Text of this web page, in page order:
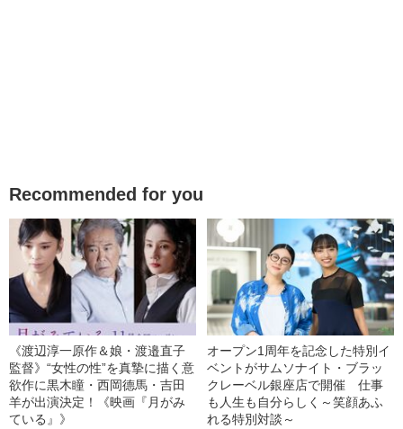
Recommended for you
《渡辺淳一原作＆娘・渡邉直子
監督》“女性の性”を真摯に描く意
欲作に黒木瞳・西岡德馬・吉田
羊が出演決定！《映画『月がみ
ている』》
オープン1周年を記念した特別イ
ベントがサムソナイト・ブラッ
クレーベル銀座店で開催 仕事
も人生も自分らしく～笑顔あふ
れる特別対談～